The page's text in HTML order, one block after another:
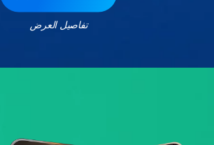
تفاصيل العرض